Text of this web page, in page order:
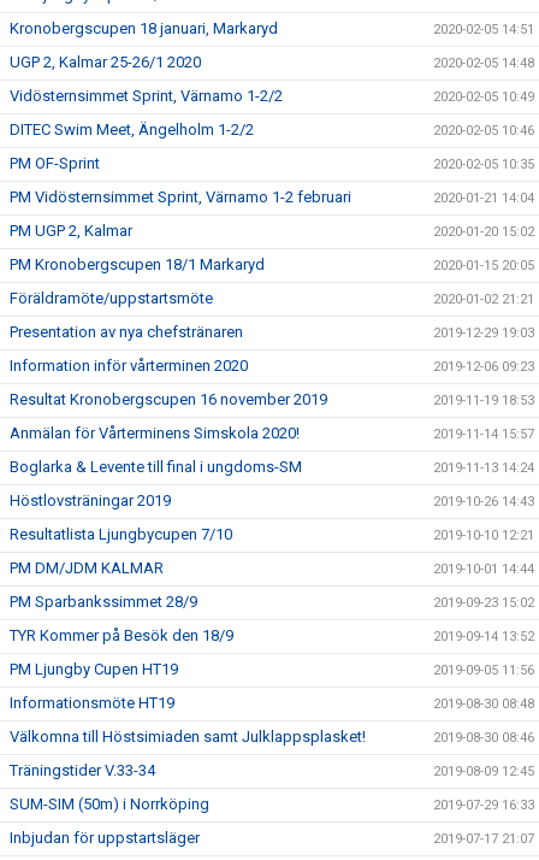
Kronobergscupen 18 januari, Markaryd 2020-02-05 14:51
UGP 2, Kalmar 25-26/1 2020 2020-02-05 14:48
Vidösternsimmet Sprint, Värnamo 1-2/2 2020-02-05 10:49
DITEC Swim Meet, Ängelholm 1-2/2 2020-02-05 10:46
PM OF-Sprint 2020-02-05 10:35
PM Vidösternsimmet Sprint, Värnamo 1-2 februari 2020-01-21 14:04
PM UGP 2, Kalmar 2020-01-20 15:02
PM Kronobergscupen 18/1 Markaryd 2020-01-15 20:05
Föräldramöte/uppstartsmöte 2020-01-02 21:21
Presentation av nya chefstränaren 2019-12-29 19:03
Information inför vårterminen 2020 2019-12-06 09:23
Resultat Kronobergscupen 16 november 2019 2019-11-19 18:53
Anmälan för Vårterminens Simskola 2020! 2019-11-14 15:57
Boglarka & Levente till final i ungdoms-SM 2019-11-13 14:24
Höstlovsträningar 2019 2019-10-26 14:43
Resultatlista Ljungbycupen 7/10 2019-10-10 12:21
PM DM/JDM KALMAR 2019-10-01 14:44
PM Sparbankssimmet 28/9 2019-09-23 15:02
TYR Kommer på Besök den 18/9 2019-09-14 13:52
PM Ljungby Cupen HT19 2019-09-05 11:56
Informationsmöte HT19 2019-08-30 08:48
Välkomna till Höstsimiaden samt Julklappsplasket! 2019-08-30 08:46
Träningstider V.33-34 2019-08-09 12:45
SUM-SIM (50m) i Norrköping 2019-07-29 16:33
Inbjudan för uppstartsläger 2019-07-17 21:07